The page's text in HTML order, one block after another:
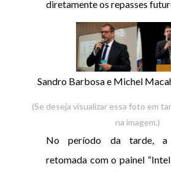
diretamente os repasses
Sandro Barbosa e Michel
(Se deseja visualizar essa foto em
na imagem.)
No período da tarde, a
retomada com o painel